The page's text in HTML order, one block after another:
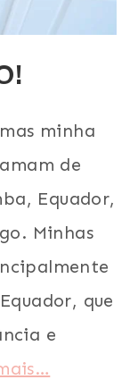
minha
de
Equador,
Minhas
que
e